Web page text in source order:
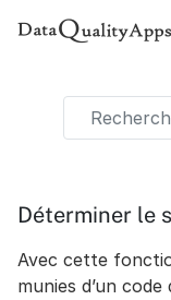
Déterminer le
Avec cette
munies d’un